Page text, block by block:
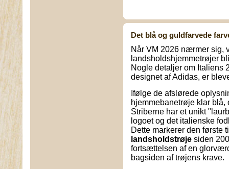
Det blå og guldfarvede
Når VM 2026 nærmer sig,
landsholdshjemmetrøjer
Nogle detaljer om Italiens
designet af Adidas, er
Ifølge de afslørede
hjemmebanetrøje klar
Striberne har et unikt
logoet og det italienske
Dette markerer den første
landsholdstrøje siden
fortsættelsen af en
bagsiden af trøjens krave.